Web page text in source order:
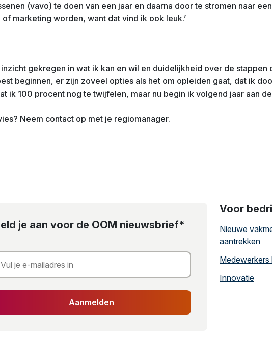
(vavo) te doen van een jaar en daarna door te stromen naar
marketing worden, want dat vind ik ook leuk.’
gekregen in wat ik kan en wil en duidelijkheid over de stappen
beginnen, er zijn zoveel opties als het om opleiden gaat, dat ik
ik 100 procent nog te twijfelen, maar nu begin ik volgend jaar aan de
Neem contact op met je regiomanager.
Voor
Nieuwe
aantrekken
Innovatie
je aan voor de OOM nieuwsbrief*
Aanmelden